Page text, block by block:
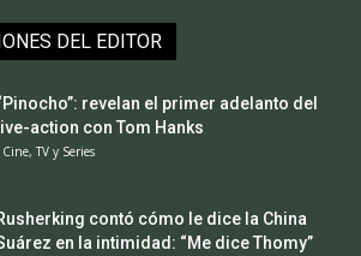
DEL EDITOR
revelan el primer adelanto del
live-action con Tom Hanks
Cine, TV y Series
contó cómo le dice la China
en la intimidad: “Me dice Thomy”